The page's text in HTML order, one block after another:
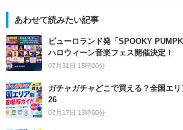
あわせて読みたい記事
ピューロランド発「SPOOKY
ハロウィーン音楽フェス開催決定！
07月31日 15時00分
ガチャガチャどこで買える？全国エ
26
07月17日 13時00分